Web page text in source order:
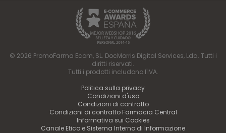
© 2026 PromoFarma Ecom, SL. DocMorris Digital Services, Lda. Tutti i
diritti riservati.
Tutti i prodotti includono l'IVA.
Politica sulla privacy
Condizioni d'uso
Condizioni di contratto
Condizioni di contratto Farmacia Central
Informativa sui Cookies
Canale Etico e Sistema Interno di Informazione